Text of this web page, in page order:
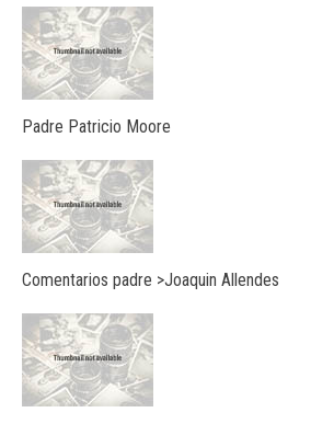
Padre Patricio Moore
Comentarios padre >Joaquin Allendes